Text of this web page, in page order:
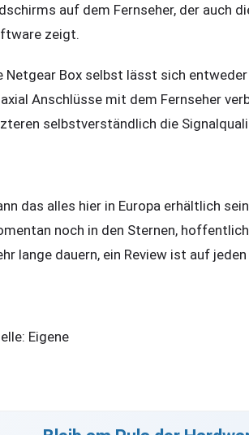
auf dem Fernseher, der auch
zeigt.
Netgear Box selbst lässt sich
Anschlüsse mit dem Fernseher
selbstverständlich die
das alles hier in Europa erhältlich
noch in den Sternen,
lange dauern, ein Review ist auf jeden
Eigene